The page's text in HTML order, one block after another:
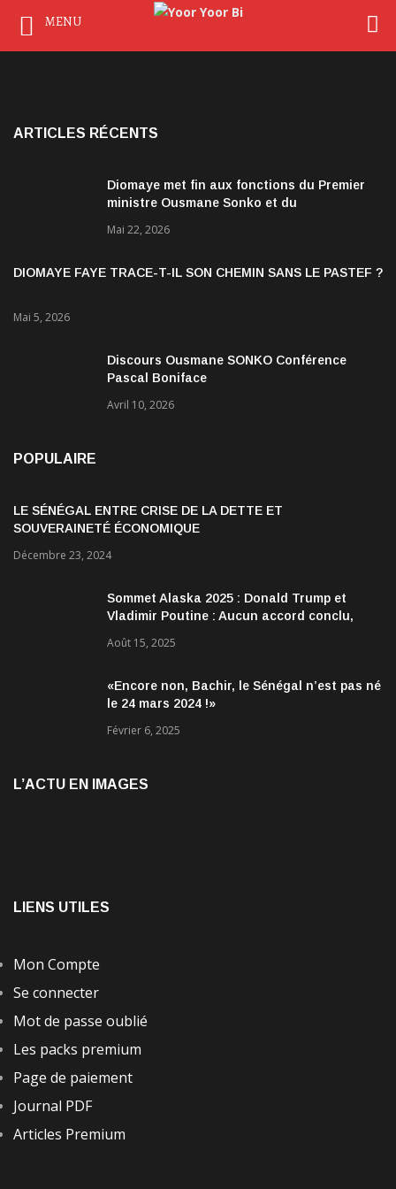
ARTICLES RÉCENTS
Diomaye met fin aux fonctions du Premier
ministre Ousmane Sonko et du
Mai 22, 2026
DIOMAYE FAYE TRACE-T-IL SON CHEMIN SANS LE PASTEF ?
Mai 5, 2026
Discours Ousmane SONKO Conférence
Pascal Boniface
Avril 10, 2026
POPULAIRE
LE SÉNÉGAL ENTRE CRISE DE LA DETTE ET
SOUVERAINETÉ ÉCONOMIQUE
Décembre 23, 2024
Sommet Alaska 2025 : Donald Trump et
Vladimir Poutine : Aucun accord conclu,
encourageantes
Août 15, 2025
«Encore non, Bachir, le Sénégal n’est pas né
le 24 mars 2024 !»
Février 6, 2025
L’ACTU EN IMAGES
LIENS UTILES
Mon Compte
Se connecter
Mot de passe oublié
Les packs premium
Page de paiement
Journal PDF
Articles Premium
MENU